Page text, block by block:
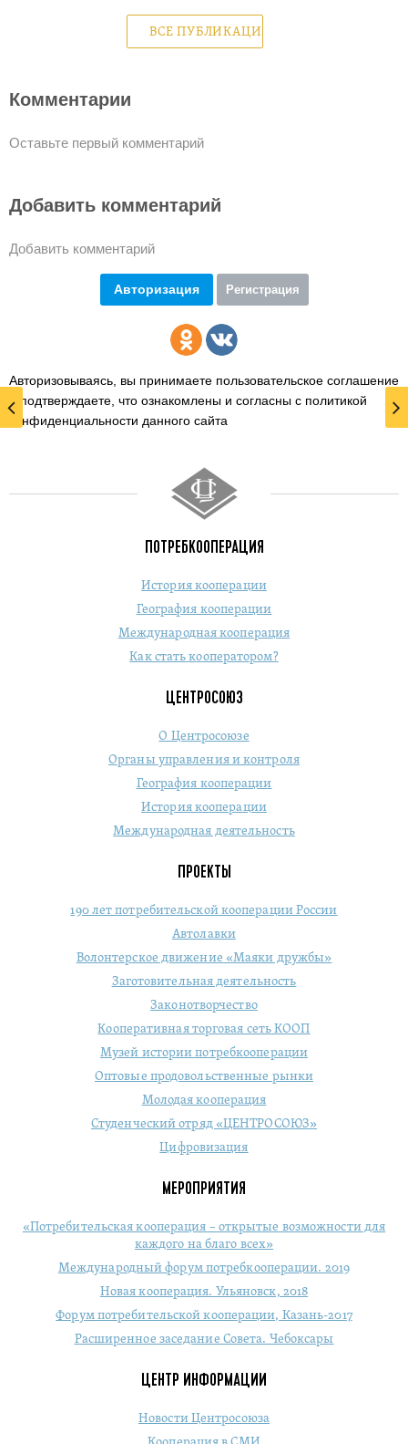
ВСЕ ПУБЛИКАЦИИ
Комментарии
Оставьте первый комментарий
Добавить комментарий
Добавить комментарий
Авторизация Регистрация
Авторизовываясь, вы принимаете пользовательское соглашение
и подтверждаете, что ознакомлены и согласны с политикой
конфиденциальности данного сайта
ПОТРЕБКООПЕРАЦИЯ
История кооперации
География кооперации
Международная кооперация
Как стать кооператором?
ЦЕНТРОСОЮЗ
О Центросоюзе
Органы управления и контроля
География кооперации
История кооперации
Международная деятельность
ПРОЕКТЫ
190 лет потребительской кооперации России
Автолавки
Волонтерское движение «Маяки дружбы»
Заготовительная деятельность
Законотворчество
Кооперативная торговая сеть КООП
Музей истории потребкооперации
Оптовые продовольственные рынки
Молодая кооперация
Студенческий отряд «ЦЕНТРОСОЮЗ»
Цифровизация
МЕРОПРИЯТИЯ
«Потребительская кооперация – открытые возможности для
каждого на благо всех»
Международный форум потребкооперации. 2019
Новая кооперация. Ульяновск, 2018
Форум потребительской кооперации, Казань-2017
Расширенное заседание Совета. Чебоксары
ЦЕНТР ИНФОРМАЦИИ
Новости Центросоюза